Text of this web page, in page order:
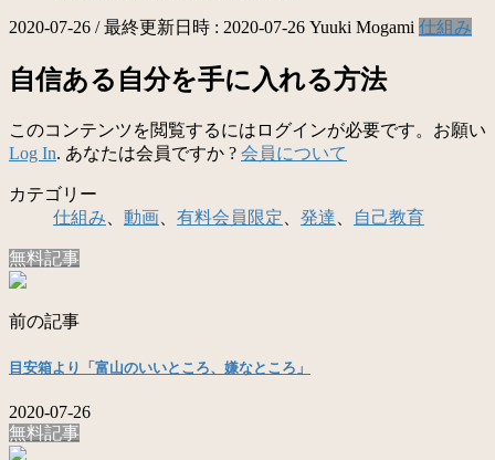
2020-07-26 / 最終更新日時 : 2020-07-26 Yuuki Mogami 仕組み
自信ある自分を手に入れる方法
このコンテンツを閲覧するにはログインが必要です。お願い
Log In. あなたは会員ですか ? 会員について
カテゴリー
仕組み
動画 有料会員限定 発達 自己教育
無料記事
前の記事
目安箱より「富山のいいところ、嫌なところ」
2020-07-26
無料記事